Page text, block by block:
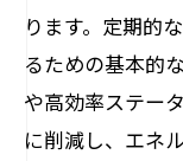
ります。定期的
るための基本的
や高効率ステー
に削減し、エネ